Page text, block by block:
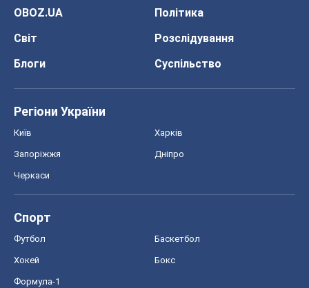
OBOZ.UA
Політика
Світ
Розслідування
Блоги
Суспільство
Регіони України
Київ Харків
Запоріжжя Дніпро
Черкаси
Спорт
Футбол Баскетбол
Хокей Бокс
Формула-1